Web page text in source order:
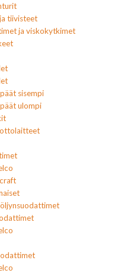
tiivisteet
ja viskokytkimet
sisempi
ulompi